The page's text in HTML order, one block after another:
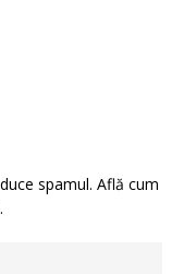
spamul. Află cum
.